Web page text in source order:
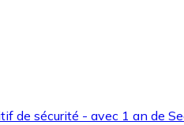
de sécurité - avec 1 an de